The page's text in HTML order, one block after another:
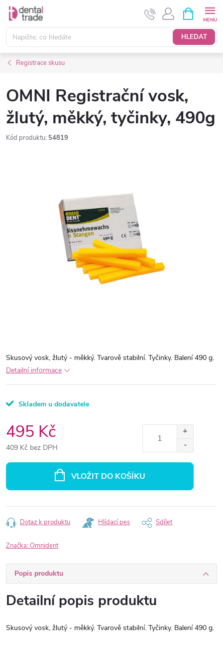
Přejít
obsah
HLEDAT
NÁKUPNÍ
KOŠÍK
Registrace skusu
OMNI Registrační vosk,
žlutý, měkký, tyčinky, 490g
Kód produktu: 54819
Skusový vosk, žlutý - měkký. Tvarově stabilní. Tyčinky. Balení 490 g.
Detailní informace
Skladem u dodavatele
495 Kč
409 Kč bez DPH
VLOŽIT DO KOŠÍKU
Dotaz k produktu Hlídací pes Sdílet
Značka: Omnident
Popis produktu
Detailní popis produktu
Skusový vosk, žlutý - měkký. Tvarově stabilní. Tyčinky. Balení 490 g.